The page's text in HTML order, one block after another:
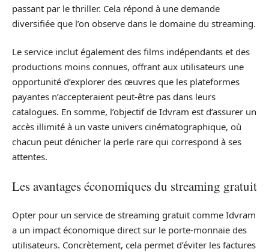
passant par le thriller. Cela répond à une demande
diversifiée que l’on observe dans le domaine du streaming.
Le service inclut également des films indépendants et des
productions moins connues, offrant aux utilisateurs une
opportunité d’explorer des œuvres que les plateformes
payantes n’accepteraient peut-être pas dans leurs
catalogues. En somme, l’objectif de Idvram est d’assurer un
accès illimité à un vaste univers cinématographique, où
chacun peut dénicher la perle rare qui correspond à ses
attentes.
Les avantages économiques du streaming gratuit
Opter pour un service de streaming gratuit comme Idvram
a un impact économique direct sur le porte-monnaie des
utilisateurs. Concrètement, cela permet d’éviter les factures